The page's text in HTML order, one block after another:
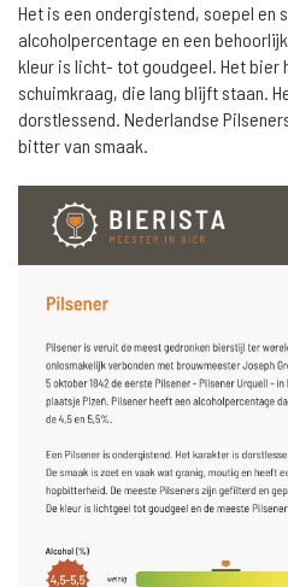
Het is een ondergistend, soepel en
alcoholpercentage en een
kleur is licht- tot goudgeel. Het
schuimkraag, die lang blijft staan.
dorstlessend. Nederlandse
bitter van smaak.